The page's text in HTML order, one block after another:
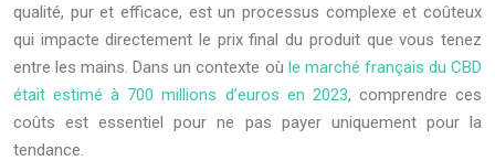
qualité, pur et efficace, est un processus complexe et coûteux
qui impacte directement le prix final du produit que vous tenez
entre les mains. Dans un contexte où le marché français du CBD
était estimé à 700 millions d’euros en 2023, comprendre ces
coûts est essentiel pour ne pas payer uniquement pour la
tendance.